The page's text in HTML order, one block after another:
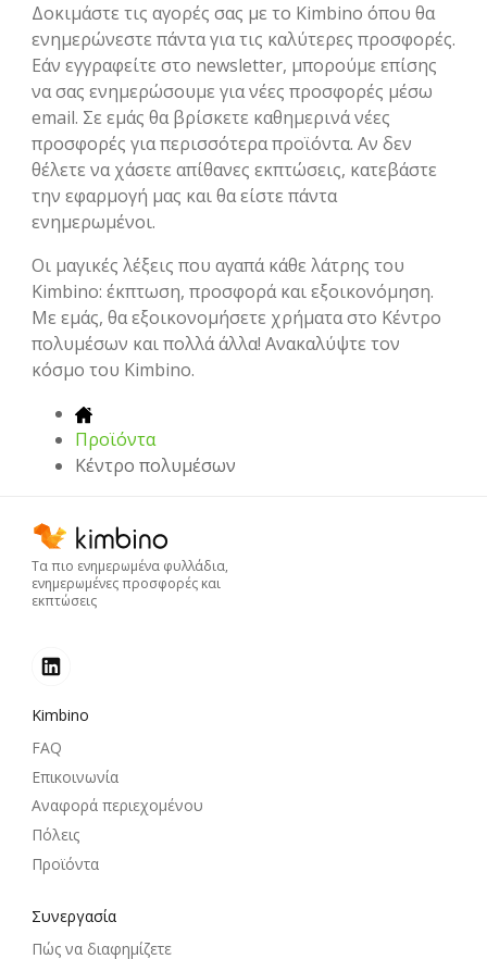
Δοκιμάστε τις αγορές σας με το Kimbino όπου θα
ενημερώνεστε πάντα για τις καλύτερες προσφορές.
Εάν εγγραφείτε στο newsletter, μπορούμε επίσης
να σας ενημερώσουμε για νέες προσφορές μέσω
email. Σε εμάς θα βρίσκετε καθημερινά νέες
προσφορές για περισσότερα προϊόντα. Αν δεν
θέλετε να χάσετε απίθανες εκπτώσεις, κατεβάστε
την εφαρμογή μας και θα είστε πάντα
ενημερωμένοι.
Οι μαγικές λέξεις που αγαπά κάθε λάτρης του
Kimbino: έκπτωση, προσφορά και εξοικονόμηση.
Με εμάς, θα εξοικονομήσετε χρήματα στο Κέντρο
πολυμέσων και πολλά άλλα! Ανακαλύψτε τον
κόσμο του Kimbino.
Προϊόντα
Κέντρο πολυμέσων
Τα πιο ενημερωμένα φυλλάδια,
ενημερωμένες προσφορές και
εκπτώσεις
Kimbino
FAQ
Επικοινωνία
Αναφορά περιεχομένου
Πόλεις
Προϊόντα
Συνεργασία
Πώς να διαφημίζετε